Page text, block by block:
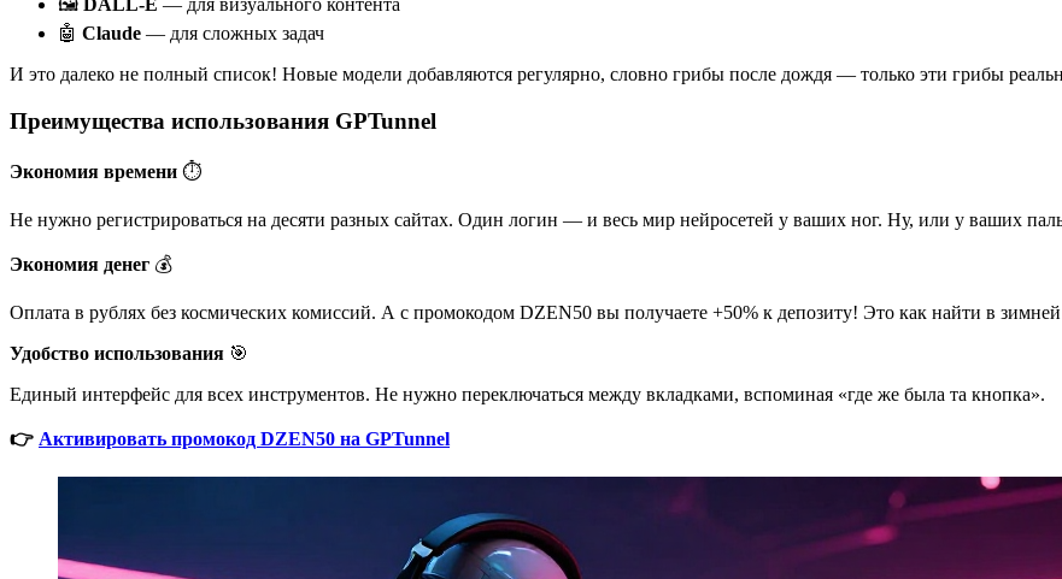
🖼️ DALL-E — для визуального контента
🤖 Claude — для сложных задач
И это далеко не полный список! Новые модели добавляются регулярно, словно грибы после дождя — только эти грибы
Преимущества использования GPTunnel
Экономия времени ⏱️
Не нужно регистрироваться на десяти разных сайтах. Один логин — и весь мир нейросетей у ваших ног. Ну, или у ваших
Экономия денег 💰
Оплата в рублях без космических комиссий. А с промокодом DZEN50 вы получаете +50% к депозиту! Это как найти в
Удобство использования 🎯
Единый интерфейс для всех инструментов. Не нужно переключаться между вкладками, вспоминая «где же была та кнопка».
👉 Активировать промокод DZEN50 на GPTunnel